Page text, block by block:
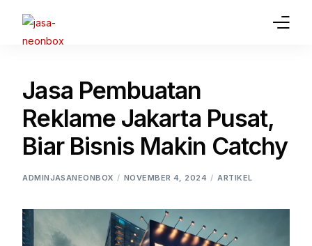
Jasa Pembuatan
Reklame Jakarta Pusat,
Biar Bisnis Makin Catchy
ADMINJASANEONBOX NOVEMBER 4, 2024 ARTIKEL
Gallery
Contact Us